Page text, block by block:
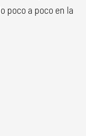
poco a poco en la